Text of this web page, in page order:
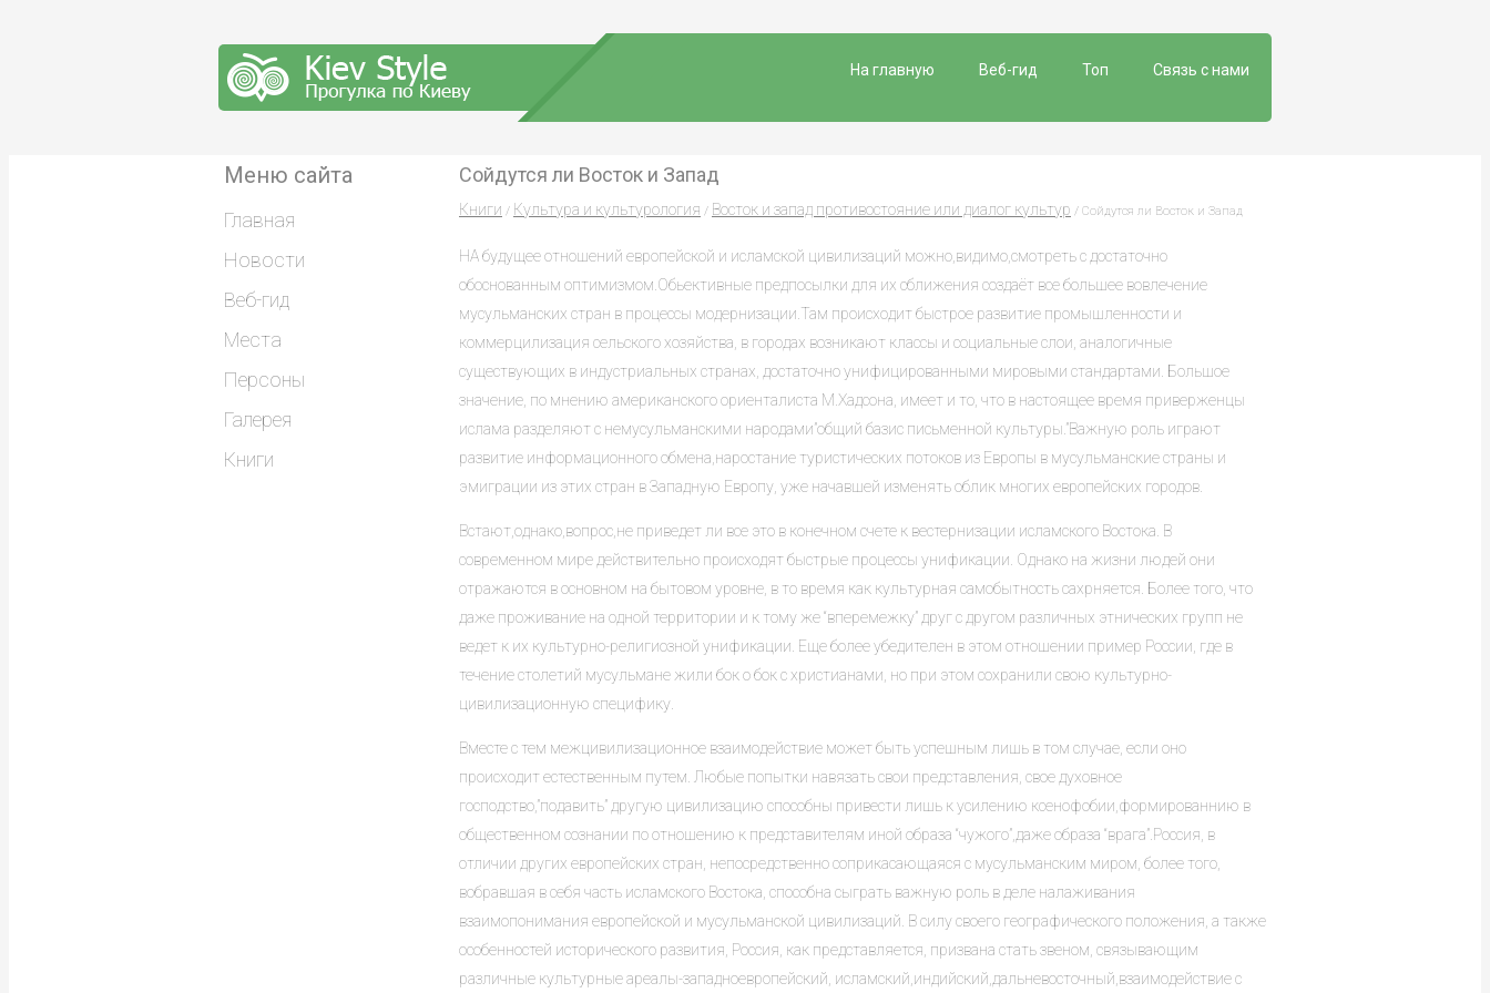
Связь с нами
Топ
Веб-гид
На главную
Сойдутся ли Восток и Запад
Книги / Культура и культурология / Восток и запад противостояние или диалог культур / Сойдутся ли Восток и Запад
НА будущее отношений европейской и исламской цивилизаций можно,видимо,смотреть с достаточно
обоснованным оптимизмом.Обьективные предпосылки для их сближения создаёт все большее вовлечение
мусульманских стран в процессы модернизации.Там происходит быстрое развитие промышленности и
коммерцилизация сельского хозяйства, в городах возникают классы и социальные слои, аналогичные
существующих в индустриальных странах, достаточно унифицированными мировыми стандартами. Большое
значение, по мнению американского ориенталиста М.Хадсона, имеет и то, что в настоящее время приверженцы
ислама разделяют с немусульманскими народами”общий базис письменной культуры.”Важную роль играют
развитие информационного обмена,наростание туристических потоков из Европы в мусульманские страны и
эмиграции из этих стран в Западную Европу, уже начавшей изменять облик многих европейских городов.
Встают,однако,вопрос,не приведет ли все это в конечном счете к вестернизации исламского Востока. В
современном мире действительно происходят быстрые процессы унификации. Однако на жизни людей они
отражаются в основном на бытовом уровне, в то время как культурная самобытность сахрняется. Более того, что
даже проживание на одной территории и к тому же “вперемежку” друг с другом различных этнических групп не
ведет к их культурно-религиозной унификации. Еще более убедителен в этом отношении пример России, где в
течение столетий мусульмане жили бок о бок с христианами, но при этом сохранили свою культурно-
цивилизационную специфику.
Вместе с тем межцивилизационное взаимодействие может быть успешным лишь в том случае, если оно
происходит естественным путем. Любые попытки навязать свои представления, свое духовное
господство,”подавить” другую цивилизацию способны привести лишь к усилению ксенофобии,формированнию в
общественном сознании по отношению к представителям иной образа “чужого”,даже образа “врага”.Россия, в
отличии других европейских стран, непосредственно соприкасающаяся с мусульманским миром, более того,
вобравшая в себя часть исламского Востока, способна сыграть важную роль в деле налаживания
взаимопонимания европейской и мусульманской цивилизаций. В силу своего географического положения, а также
особенностей исторического развития, Россия, как представляется, призвана стать звеном, связывающим
различные культурные ареалы-западноевропейский, исламский,индийский,дальневосточный,взаимодействие с
Меню сайта
Главная
Новости
Веб-гид
Места
Персоны
Галерея
Книги